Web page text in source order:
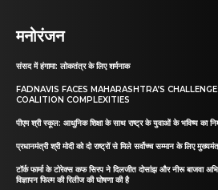
मनोरंजन
संसद में हंगामा: लोकतंत्र के लिए शर्मनाक
FADNAVIS FACES MAHARASHTRA’S
COALITION COMPLEXITIES
पीएम श्री स्कूल: आधुनिक शिक्षा के साथ राष्ट्र के युवाओं के भविष्य का
प्रधानमंत्री श्री मोदी को दो राष्ट्रों से मिले सर्वोच्च सम्मान के लिए
टॉर्क फार्मा के टोरेक्स कफ सिरप ने दिलजीत दोसांझ और नीरू
विज्ञापन फिल्म की रिलीज की घोषणा की है